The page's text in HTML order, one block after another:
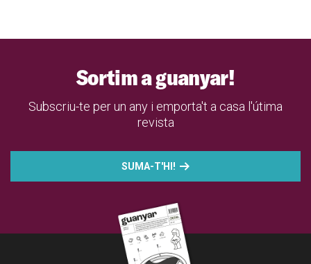
Sortim a guanyar!
Subscriu-te per un any i emporta't a casa l'útima
revista
SUMA-T'HI!